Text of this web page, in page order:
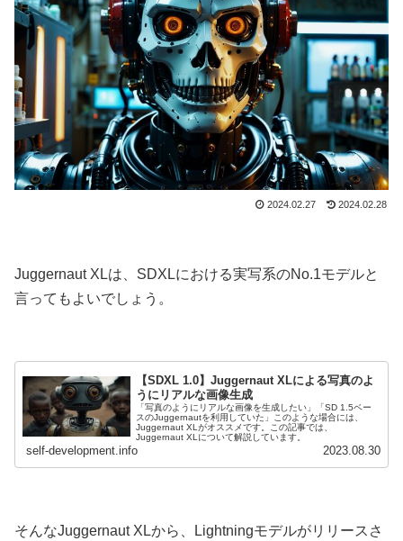
2024.02.28
2024.02.27
Juggernaut XLは、SDXLにおける実写系のNo.1モデルと
言ってもよいでしょう。
【SDXL 1.0】Juggernaut XLによる写真のよ
うにリアルな画像生成
「写真のようにリアルな画像を生成したい」「SD 1.5ベー
スのJuggernautを利用していた」このような場合には、
Juggernaut XLがオススメです。この記事では、
Juggernaut XLについて解説しています。
self-development.info 2023.08.30
そんなJuggernaut XLから、Lightningモデルがリリースさ